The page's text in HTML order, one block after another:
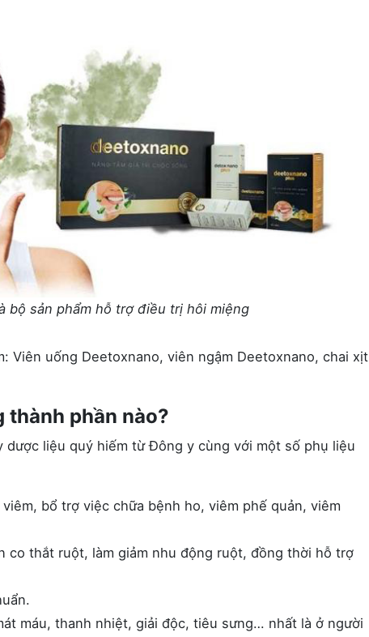
bộ sản phẩm hỗ trợ điều trị hôi miệng
Viên uống Deetoxnano, viên ngậm Deetoxnano, chai xịt
phần nào?
liệu quý hiếm từ Đông y cùng với một số phụ liệu
bổ trợ việc chữa bệnh ho, viêm phế quản, viêm
co thắt ruột, làm giảm nhu động ruột, đồng thời hỗ trợ
máu, thanh nhiệt, giải độc, tiêu sưng… nhất là ở người